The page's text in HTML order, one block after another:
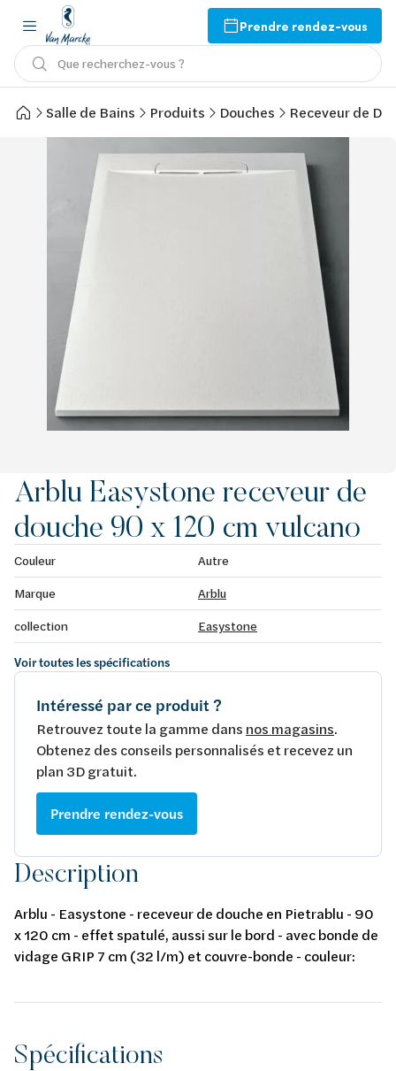
Prendre rendez-vous
Que recherchez-vous ?
Salle de Bains Produits Douches Receveur de
Arblu Easystone receveur de
douche 90 x 120 cm vulcano
Couleur
Autre
Marque
Arblu
collection
Easystone
Voir toutes les spécifications
Intéressé par ce produit ?
Retrouvez toute la gamme dans nos magasins.
Obtenez des conseils personnalisés et recevez un
plan 3D gratuit.
Prendre rendez-vous
Description
Arblu - Easystone - receveur de douche en Pietrablu - 90
x 120 cm - effet spatulé, aussi sur le bord - avec bonde de
vidage GRIP 7 cm (32 l/m) et couvre-bonde - couleur:
Spécifications